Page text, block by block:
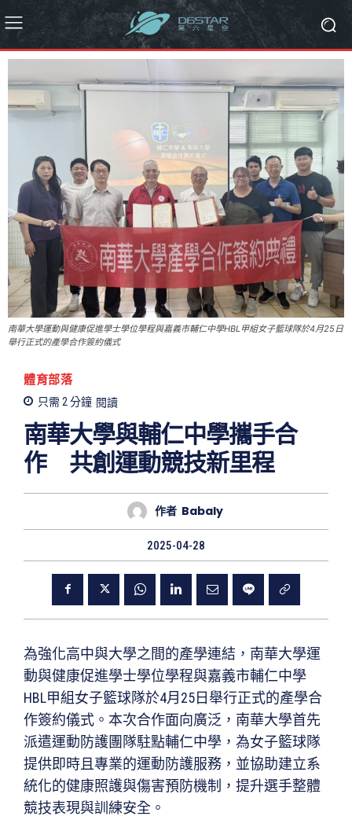
南華大學運動與健康促進學士學位學程與嘉義市輔仁中學HBL甲組女子籃球隊於4月25日
舉行正式的產學合作簽約儀式
體育部落
只需 2分鐘 閱讀
南華大學與輔仁中學攜手合
作 共創運動競技新里程
作者 Babaly
2025-04-28
為強化高中與大學之間的產學連結，南華大學運
動與健康促進學士學位學程與嘉義市輔仁中學
HBL甲組女子籃球隊於4月25日舉行正式的產學合
作簽約儀式。本次合作面向廣泛，南華大學首先
派遣運動防護團隊駐點輔仁中學，為女子籃球隊
提供即時且專業的運動防護服務，並協助建立系
統化的健康照護與傷害預防機制，提升選手整體
競技表現與訓練安全。